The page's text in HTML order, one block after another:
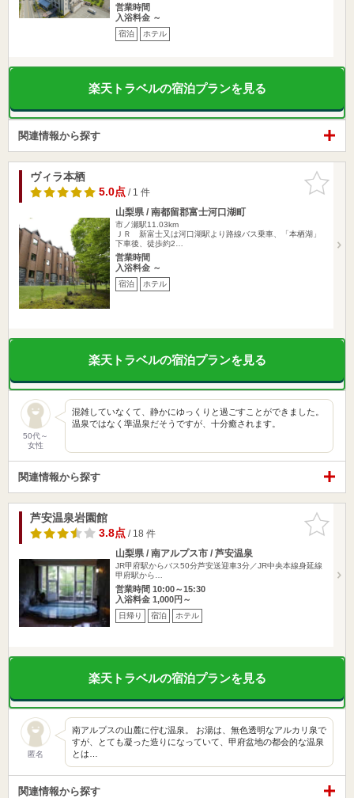
営業時間
入浴料金 ～
宿泊 ホテル
楽天トラベルの宿泊プランを見る
関連情報から探す
お気に入
りに追加
ヴィラ本栖
5.0点/ 1 件
山梨県 / 南都留郡富士河口湖町
市ノ瀬駅11.03km
ＪＲ 新富士又は河口湖駅より路線バス乗車、「本栖湖」
下車後、徒歩約2…
営業時間
入浴料金 ～
宿泊 ホテル
楽天トラベルの宿泊プランを見る
50代～
女性
混雑していなくて、静かにゆっくりと過ごすことができました。
温泉ではなく準温泉だそうですが、十分癒されます。
関連情報から探す
お気に入
りに追加
芦安温泉岩園館
3.8点/ 18 件
山梨県 / 南アルプス市 / 芦安温泉
JR甲府駅からバス50分芦安送迎車3分／JR中央本線身延線
甲府駅から…
営業時間 10:00～15:30
入浴料金 1,000円～
日帰り 宿泊 ホテル
楽天トラベルの宿泊プランを見る
匿名
南アルプスの山麓に佇む温泉。 お湯は、無色透明なアルカリ泉で
すが、とても凝った造りになっていて、甲府盆地の都会的な温泉
とは…
関連情報から探す